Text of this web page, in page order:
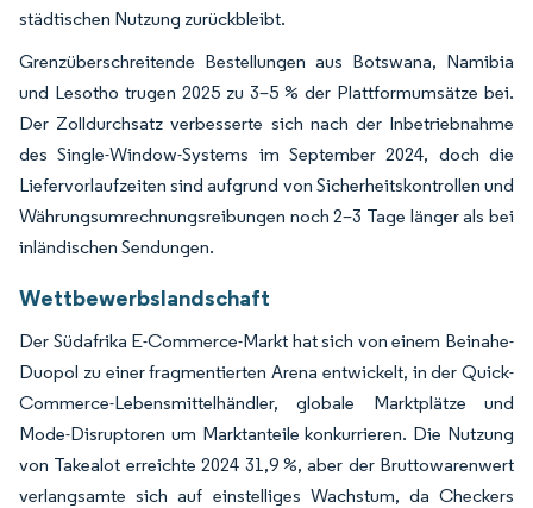
städtischen Nutzung zurückbleibt.
Grenzüberschreitende Bestellungen aus Botswana, Namibia
und Lesotho trugen 2025 zu 3–5 % der Plattformumsätze bei.
Der Zolldurchsatz verbesserte sich nach der Inbetriebnahme
des Single-Window-Systems im September 2024, doch die
Liefervorlaufzeiten sind aufgrund von Sicherheitskontrollen und
Währungsumrechnungsreibungen noch 2–3 Tage länger als bei
inländischen Sendungen.
Wettbewerbslandschaft
Der Südafrika E-Commerce-Markt hat sich von einem Beinahe-
Duopol zu einer fragmentierten Arena entwickelt, in der Quick-
Commerce-Lebensmittelhändler, globale Marktplätze und
Mode-Disruptoren um Marktanteile konkurrieren. Die Nutzung
von Takealot erreichte 2024 31,9 %, aber der Bruttowarenwert
verlangsamte sich auf einstelliges Wachstum, da Checkers